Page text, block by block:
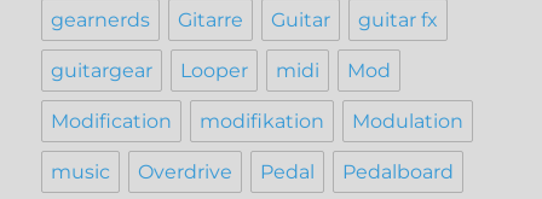
gearnerds Gitarre Guitar guitar fx
guitargear Looper midi Mod
Modification modifikation Modulation
music Overdrive Pedal Pedalboard